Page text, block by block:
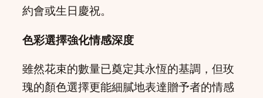
約會或生日慶祝。
色彩選擇強化情感深度
雖然花束的數量已奠定其永恆的基調，但玫
瑰的顏色選擇更能細膩地表達贈予者的情感